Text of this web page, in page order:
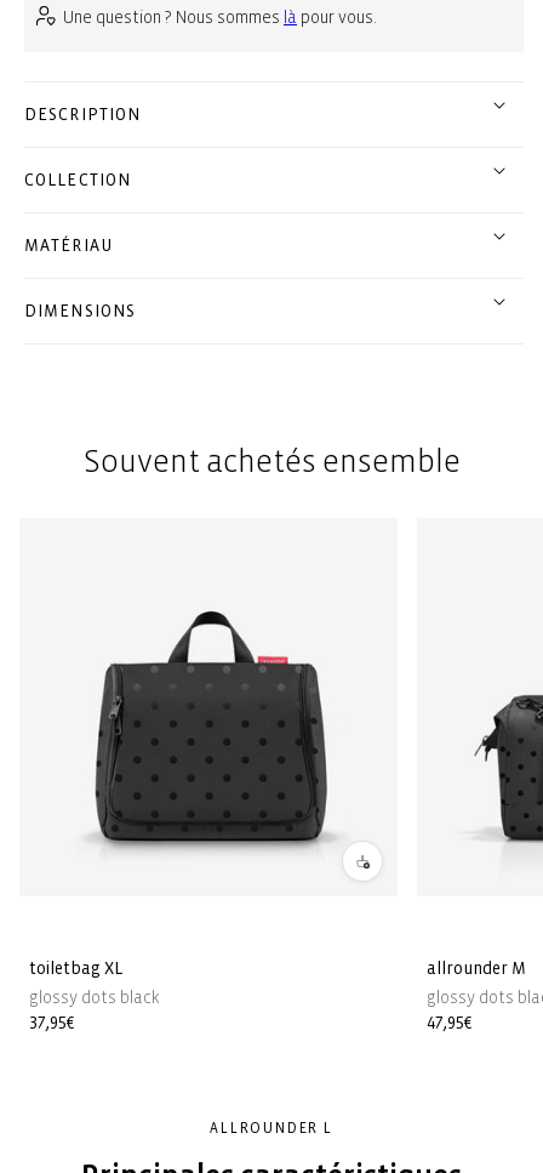
Une question ? Nous sommes là pour vous.
DESCRIPTION
COLLECTION
MATÉRIAU
DIMENSIONS
Souvent achetés ensemble
toiletbag XL
glossy dots black
Prix
37,95€
allrounder M
glossy dots
Prix
47,95€
ALLROUNDER L